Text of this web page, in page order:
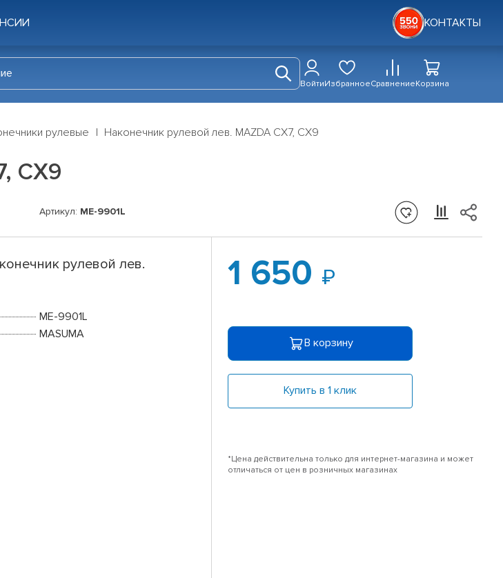
КОНТАКТЫ
ВойтиИзбранноеСравнениеКорзина
рулевые Наконечник рулевой лев. MAZDA CX7, CX9
CX9
Артикул: ME-9901L
рулевой лев.
ME-9901L
MASUMA
1 650
В корзину
Купить в 1 клик
*Цена действительна только для интернет-магазина и может
отличаться от цен в розничных магазинах